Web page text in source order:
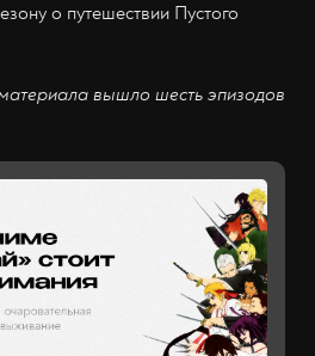
о путешествии Пустого
вышло шесть эпизодов